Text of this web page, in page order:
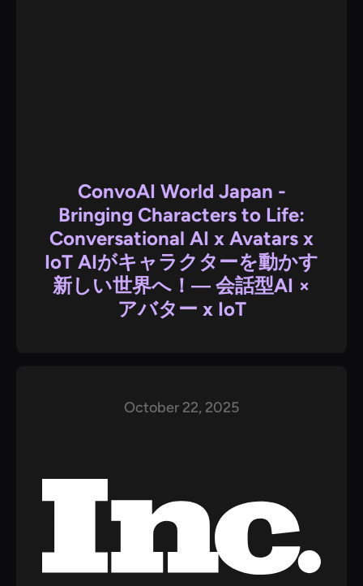
ConvoAI World Japan -
Bringing Characters to Life:
Conversational AI x Avatars x
IoT AIがキャラクターを動かす
新しい世界へ！― 会話型AI ×
アバター x IoT
October 22, 2025